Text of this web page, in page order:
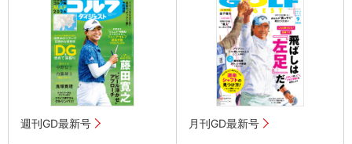
週刊GD最新号 月刊GD最新号